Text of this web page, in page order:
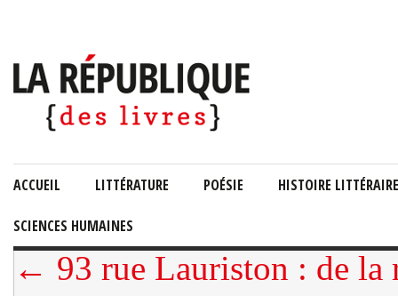
ACCUEIL LITTÉRATURE POÉSIE HISTOIRE LITTÉRAIRE
SCIENCES HUMAINES
← 93 rue Lauriston : de la